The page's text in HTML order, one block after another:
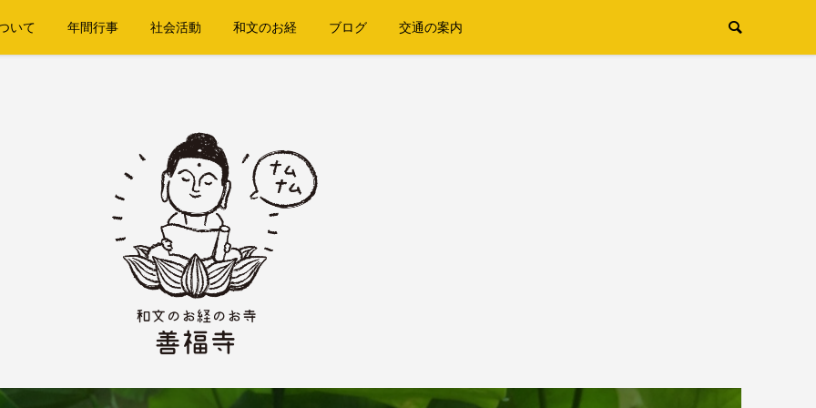
いて 年間行事 社会活動 和文のお経 ブログ 交通の案内